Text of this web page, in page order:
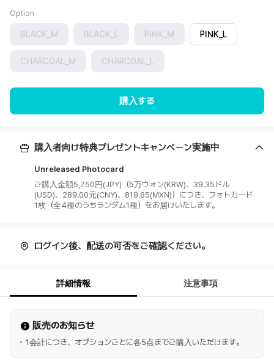
Option
BLACK_M BLACK_L PINK_M PINK_L
CHARCOAL_M CHARCOAL_L
購入する
購入者向け特典プレゼントキャンペーン実施中
Unreleased Photocard
ご購入金額5,750円(JPY)（5万ウォン(KRW)、39.35ドル
(USD)、289.00元(CNY)、819.65(MXN)）につき、フォトカード
ログイン後、配送の可否をご確認ください。
詳細情報 注意事項
販売のお知らせ
1会計につき、オプションごとに各5点までご購入いただけます。